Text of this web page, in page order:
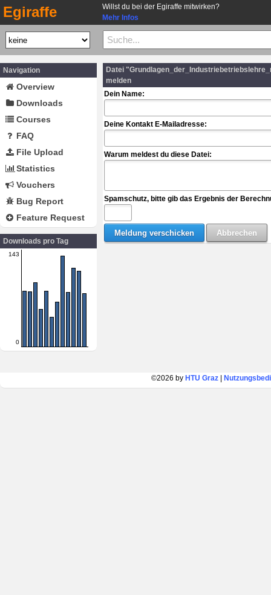
Egiraffe
Willst du bei der Egiraffe mitwirken?
Mehr Infos
Navigation
Overview
Downloads
Courses
FAQ
File Upload
Statistics
Vouchers
Bug Report
Feature Request
Downloads pro Tag
143
0
Datei
melden
Dein Name:
Deine Kontakt E-Mailadresse:
Warum meldest du diese Datei:
Spamschutz, bitte gib das Ergebnis der
©2026 by HTU Graz|